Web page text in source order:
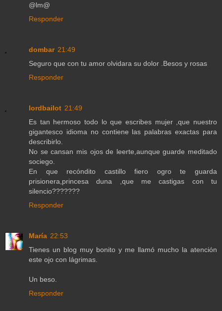
@lm@
Responder
dombar 21:49
Seguro que con tu amor olvidara su dolor .Besos y rosas
Responder
lordbailot 21:49
Es tan hermoso todo lo que escribes mujer ,que nuestro
gigantesco idioma no contiene las palabras exactas para
describirlo.
No se cansan mis ojos de leerte,aunque guarde meditado
sociego.
En que recóndito castillo fiero ogro te guarda
prisionera,princesa duna ,que me castigas con tu
silencio???????
Responder
María 22:53
Tienes un blog muy bonito y me llamó mucho la atención
este ojo con lágrimas.
Un beso.
Responder